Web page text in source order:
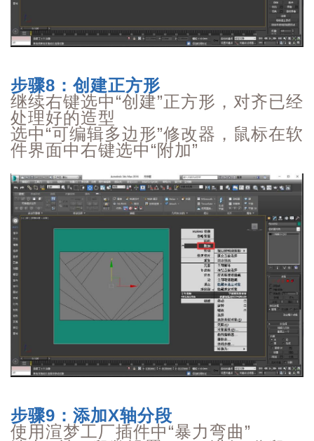
步骤8：创建正方形
继续右键选中“创建”正方形，对齐已经
处理好的造型
选中“可编辑多边形”修改器，鼠标在软
件界面中右键选中“附加”
步骤9：添加X轴分段
使用渲梦工厂插件中“暴力弯曲”